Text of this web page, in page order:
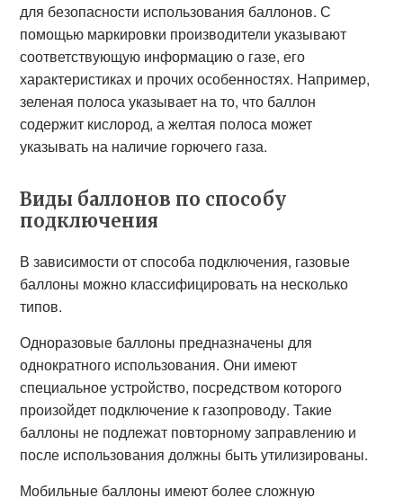
для безопасности использования баллонов. С
помощью маркировки производители указывают
соответствующую информацию о газе, его
характеристиках и прочих особенностях. Например,
зеленая полоса указывает на то, что баллон
содержит кислород, а желтая полоса может
указывать на наличие горючего газа.
Виды баллонов по способу
подключения
В зависимости от способа подключения, газовые
баллоны можно классифицировать на несколько
типов.
Одноразовые баллоны предназначены для
однократного использования. Они имеют
специальное устройство, посредством которого
произойдет подключение к газопроводу. Такие
баллоны не подлежат повторному заправлению и
после использования должны быть утилизированы.
Мобильные баллоны имеют более сложную